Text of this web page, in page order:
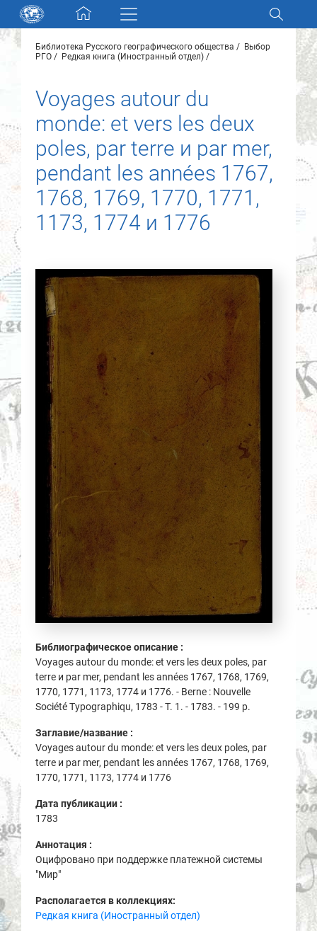
Skip navigation
Разделы и коллекции
Электронный каталог
Новости
О нас
Контакты
Партнеры
Найти
Библиотека Русского географического общества
Выбор
РГО
Редкая книга (Иностранный отдел)
Voyages autour du
monde: et vers les deux
poles, par terre и par mer,
pendant les années 1767,
1768, 1769, 1770, 1771,
1173, 1774 и 1776
Библиографическое описание :
Voyages autour du monde: et vers les deux poles, par
terre и par mer, pendant les années 1767, 1768, 1769,
1770, 1771, 1173, 1774 и 1776. - Berne : Nouvelle
Société Typographiqu, 1783 - Т. 1. - 1783. - 199 p.
Заглавие/название :
Voyages autour du monde: et vers les deux poles, par
terre и par mer, pendant les années 1767, 1768, 1769,
1770, 1771, 1173, 1774 и 1776
Дата публикации :
1783
Аннотация :
Оцифровано при поддержке платежной системы
"Мир"
Располагается в коллекциях:
Редкая книга (Иностранный отдел)